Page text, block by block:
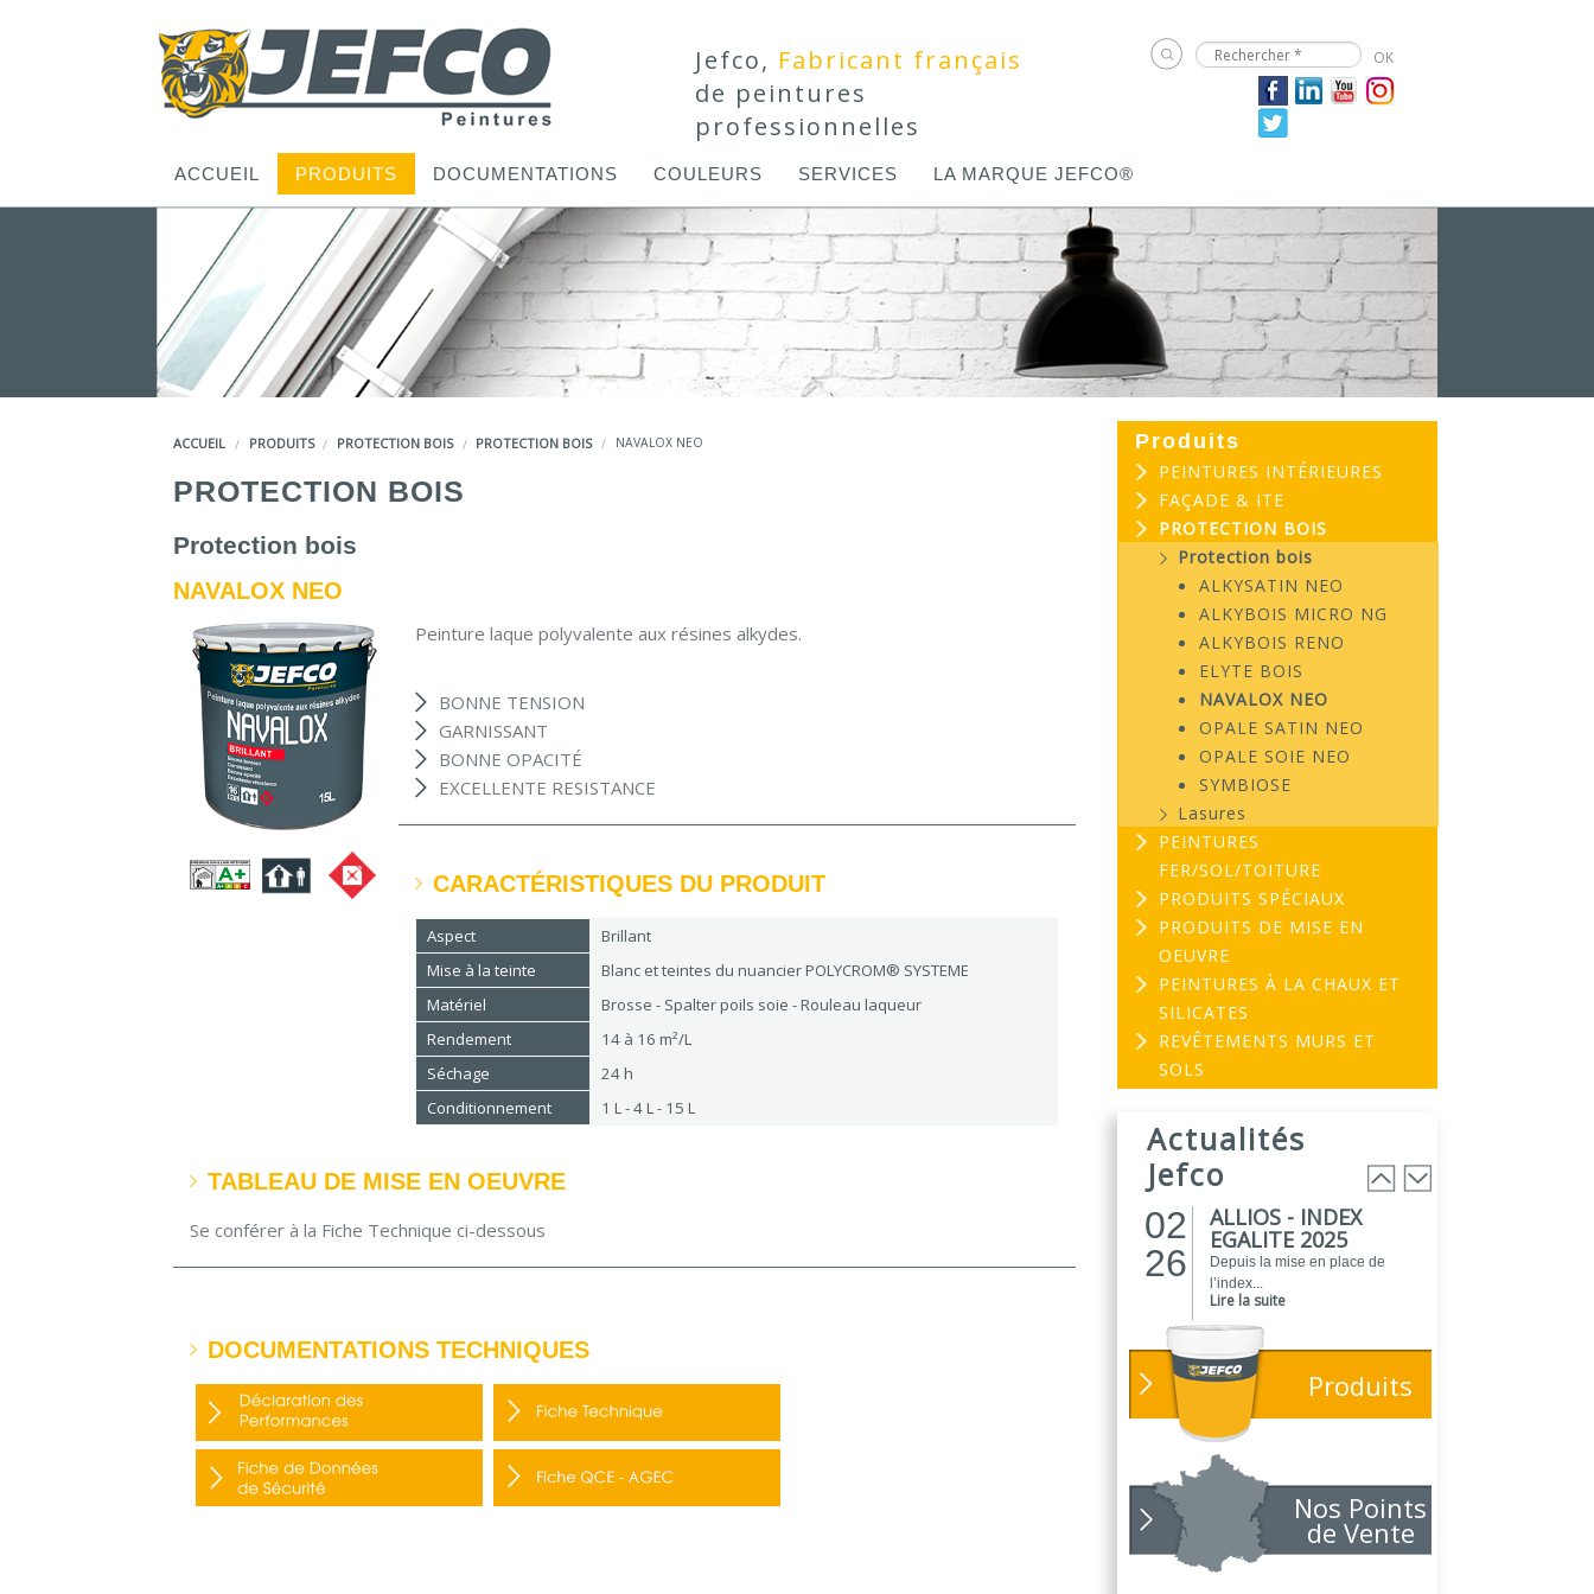
Jefco, Fabricant français
de peintures
professionnelles
ACCUEIL PRODUITS DOCUMENTATIONS COULEURS SERVICES LA MARQUE JEFCO®
ACCUEIL PRODUITS PROTECTION BOIS PROTECTION BOIS NAVALOX NEO
PROTECTION BOIS
Protection bois
NAVALOX NEO
Peinture laque polyvalente aux résines alkydes.
BONNE TENSION
GARNISSANT
BONNE OPACITÉ
EXCELLENTE RESISTANCE
CARACTÉRISTIQUES DU PRODUIT
Aspect
Brillant
Mise à la teinte
Blanc et teintes du nuancier POLYCROM® SYSTEME
Matériel
Brosse - Spalter poils soie - Rouleau laqueur
Rendement
14 à 16 m²/L
Séchage
24 h
Conditionnement
1 L - 4 L - 15 L
TABLEAU DE MISE EN OEUVRE
Se conférer à la Fiche Technique ci-dessous
DOCUMENTATIONS TECHNIQUES
Produits
PEINTURES INTÉRIEURES
FAÇADE & ITE
PROTECTION BOIS
Protection bois
ALKYSATIN NEO
ALKYBOIS MICRO NG
ALKYBOIS RENO
ELYTE BOIS
NAVALOX NEO
OPALE SATIN NEO
OPALE SOIE NEO
SYMBIOSE
Lasures
PEINTURES
FER/SOL/TOITURE
PRODUITS SPÉCIAUX
PRODUITS DE MISE EN
OEUVRE
PEINTURES À LA CHAUX ET
SILICATES
REVÊTEMENTS MURS ET
SOLS
Actualités
Jefco
03
Peinture
EVOGREEN est une gamme de
Lire la suite
02
26
ALLIOS - INDEX
EGALITE 2025
Depuis la mise en place de
l’index...
Lire la suite
01
26
ATELIER DU
PEINTRE 2026 !
Parce que chaque chantier
compte, nous...
Lire la suite
01
26
NOUVEAUTÉ
POLARIS
Toujours soucieux des besoins
Lire la suite
Produits
Nos Points
de Vente